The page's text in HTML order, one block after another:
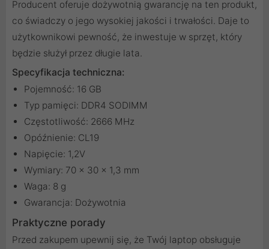
Producent oferuje dożywotnią gwarancję na ten produkt,
co świadczy o jego wysokiej jakości i trwałości. Daje to
użytkownikowi pewność, że inwestuje w sprzęt, który
będzie służył przez długie lata.
Specyfikacja techniczna:
Pojemność: 16 GB
Typ pamięci: DDR4 SODIMM
Częstotliwość: 2666 MHz
Opóźnienie: CL19
Napięcie: 1,2V
Wymiary: 70 x 30 x 1,3 mm
Waga: 8 g
Gwarancja: Dożywotnia
Praktyczne porady
Przed zakupem upewnij się, że Twój laptop obsługuje